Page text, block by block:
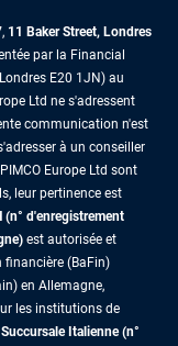
, 11 Baker Street, Londres
par la Financial
E20 1JN) au
Ltd ne s'adressent
communication n'est
à un conseiller
Europe Ltd sont
leur pertinence est
(n° d'enregistrement
est autorisée et
financière (BaFin)
en Allemagne,
les institutions de
Italienne (n°